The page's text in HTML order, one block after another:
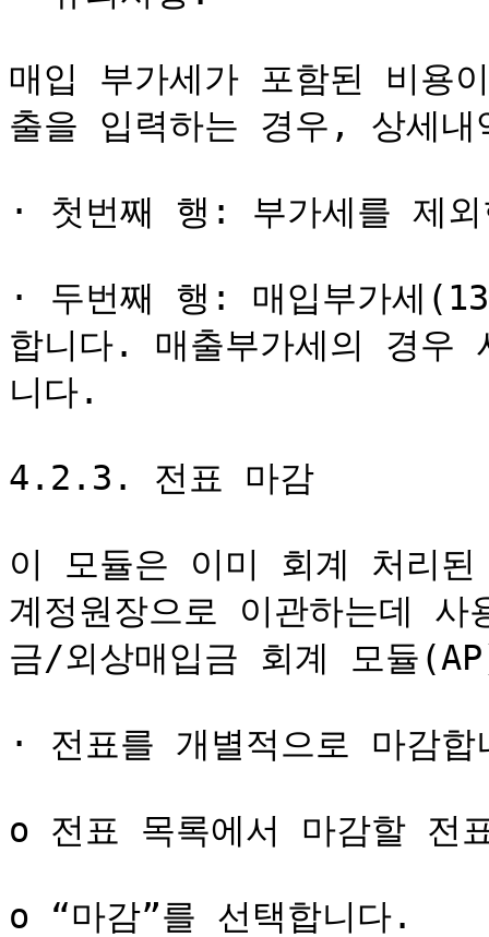
매입 부가세가 포함된 비용
출을 입력하는 경우, 상세
· 첫번째 행: 부가세를 제
· 두번째 행: 매입부가세
합니다. 매출부가세의 경우
니다.
4.2.3. 전표 마감
이 모듈은 이미 회계 처리
계정원장으로 이관하는데
금/외상매입금 회계 모듈
· 전표를 개별적으로 마감
o 전표 목록에서 마감할 전
o “마감”를 선택합니다.